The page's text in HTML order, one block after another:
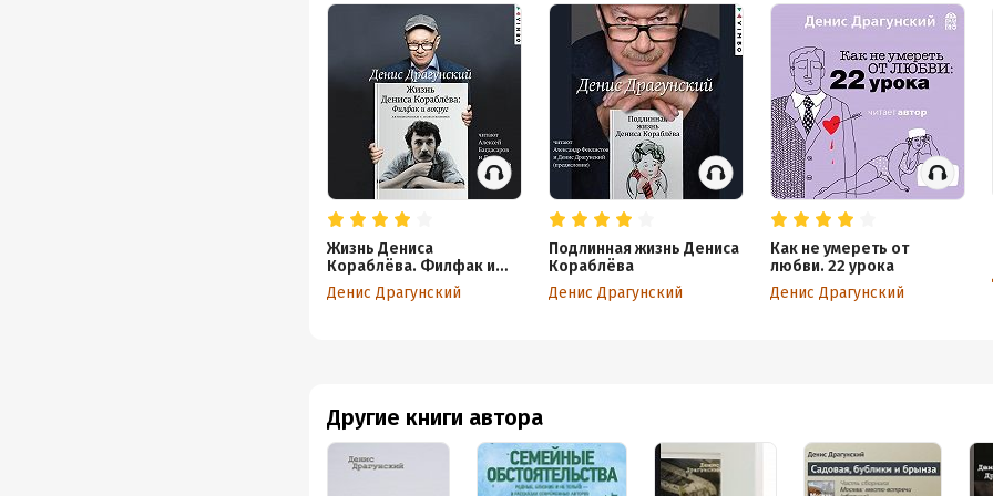
Евгений Белжеларский, «Итоги»
Запись произведена продюсерским центром “Вимбо”
© & ℗ Продюсерский центр “Вимбо”, 2016
Продюсеры: Вадим Бух и Михаил Литваков
Подробная информация
Дата написания: 1 января 2010
2016
ISBN (EAN): 9785535552989
Другие книги автора
Жизнь Дениса
Кораблёва. Филфак и
вокруг: автобиороман с
пояснениями
Денис Драгунский
Подлинная жизнь Дениса
Кораблёва
Денис Драгунский
Как не умереть от
любви. 22 урока
Денис Драгунский